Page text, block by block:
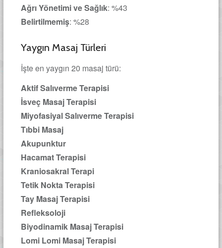
Ağrı Yönetimi ve Sağlık: %43
Belirtilmemiş: %28
Yaygın Masaj Türleri
İşte en yaygın 20 masaj türü:
Aktif Salıverme Terapisi
İsveç Masaj Terapisi
Miyofasiyal Salıverme Terapisi
Tıbbi Masaj
Akupunktur
Hacamat Terapisi
Kraniosakral Terapi
Tetik Nokta Terapisi
Tay Masaj Terapisi
Refleksoloji
Biyodinamik Masaj Terapisi
Lomi Lomi Masaj Terapisi